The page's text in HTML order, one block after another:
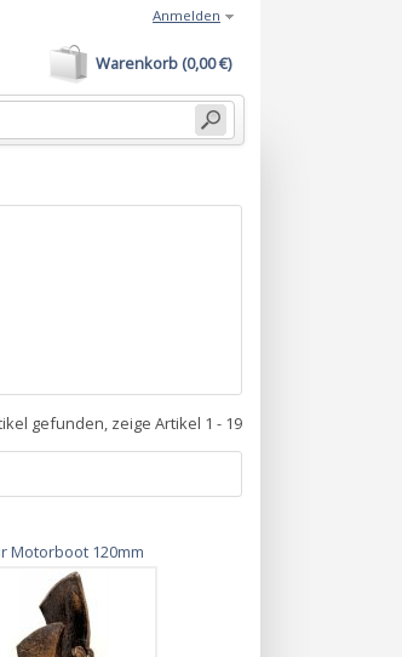
Warenkorb (0,00 €)
Anmelden
gefunden, zeige Artikel 1 - 19
Motorboot 120mm